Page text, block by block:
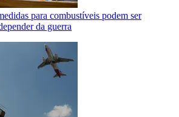
para combustíveis podem ser
da guerra